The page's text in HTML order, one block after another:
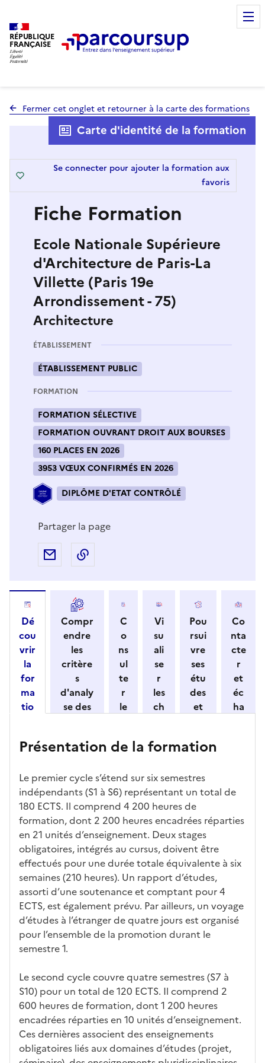
RÉPUBLIQUE
FRANÇAISE
Fermer cet onglet et retourner à la carte des formations
Fiche Formation
Ecole Nationale Supérieure
d'Architecture de Paris-La
Villette (Paris 19e
Arrondissement - 75)
Architecture
Carte d'identité de la formation
Se connecter pour ajouter la formation aux
favoris
ÉTABLISSEMENT
ÉTABLISSEMENT PUBLIC
FORMATION
FORMATION SÉLECTIVE
FORMATION OUVRANT DROIT AUX BOURSES
160 PLACES EN 2026
3953 VŒUX CONFIRMÉS EN 2026
DIPLÔME D'ETAT CONTRÔLÉ
Partager la page
Partager par e-mail
Dé
cou
vrir
la
for
ma
tio
ses
act
éris
tiq
ues
Compr
endre
les
critère
s
d'analy
se des
par
ssemen
t
C
o
ns
ul
te
r
le
o
ali
té
s
d
e
c
a
n
di
d
at
ur
Vi
su
ali
se
r
les
ch
s
ac
cè
s à
la
fo
rm
ati
on
Pou
rsui
vre
ses
étu
des
et
re
dé
bo
uch
és
Co
nta
cte
r
et
éc
ha
abl
em
Présentation de la formation
Le premier cycle s’étend sur six semestres
indépendants (S1 à S6) représentant un total de
180 ECTS. Il comprend 4 200 heures de
formation, dont 2 200 heures encadrées réparties
en 21 unités d’enseignement. Deux stages
obligatoires, intégrés au cursus, doivent être
effectués pour une durée totale équivalente à six
semaines (210 heures). Un rapport d’études,
assorti d’une soutenance et comptant pour 4
ECTS, est également prévu. Par ailleurs, un voyage
d’études à l’étranger de quatre jours est organisé
pour l’ensemble de la promotion durant le
semestre 1.
Le second cycle couvre quatre semestres (S7 à
S10) pour un total de 120 ECTS. Il comprend 2
600 heures de formation, dont 1 200 heures
encadrées réparties en 10 unités d’enseignement.
Ces dernières associent des enseignements
obligatoires liés aux domaines d’études (projet,